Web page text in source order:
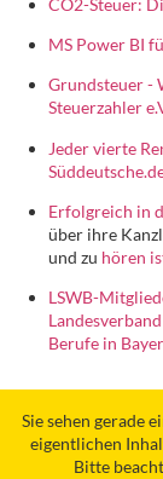
MS Power BI
Grundsteuer -
Steuerzahler
Jeder vierte
Erfolgreich in
über ihre
und zu hören
LSWB-
Berufe in
Sie sehen gerade
eigentlichen
Bitte